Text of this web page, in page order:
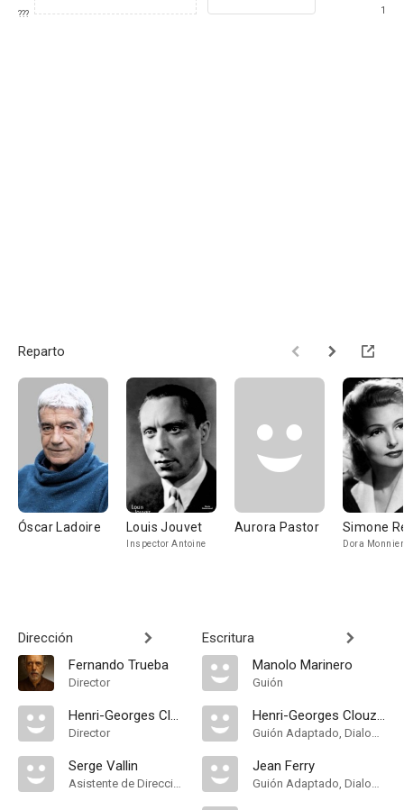
???
1
Reparto
Óscar Ladoire Louis Jouvet
Inspector Antoine
Aurora Pastor Simone
Dora Monnier
Dirección
Fernando Trueba
Director
Henri-Georges Clouzot
Director
Serge Vallin
Asistente de Dirección
Escritura
Manolo Marinero
Guión
Henri-Georges Clouzot
Guión Adaptado, Dialogue
Jean Ferry
Guión Adaptado, Dialogue